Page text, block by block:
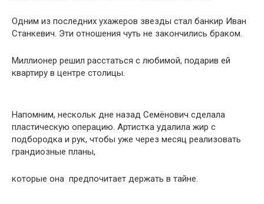
Одним из последних ухажеров звезды стал банкир Иван
Станкевич. Эти отношения чуть не закончились браком.
Миллионер решил расстаться с любимой, подарив ей
квартиру в центре столицы.
Напомним, нескольк дне назад Семёнович сделала
пластическую операцию. Артистка удалила жир с
подбородка и рук, чтобы уже через месяц реализовать
грандиозные планы,
которые она предпочитает держать в тайне.